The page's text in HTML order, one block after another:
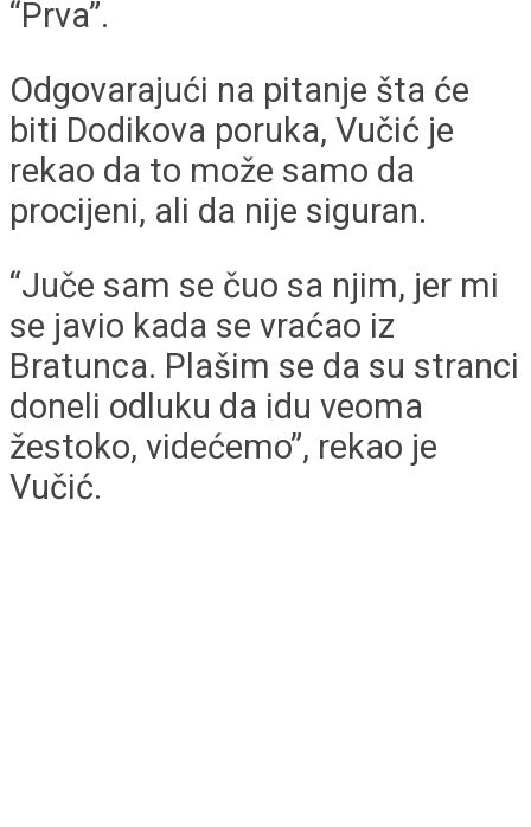
“Prva”.
Odgovarajući na pitanje šta će
biti Dodikova poruka, Vučić je
rekao da to može samo da
procijeni, ali da nije siguran.
“Juče sam se čuo sa njim, jer mi
se javio kada se vraćao iz
Bratunca. Plašim se da su stranci
doneli odluku da idu veoma
žestoko, videćemo”, rekao je
Vučić.